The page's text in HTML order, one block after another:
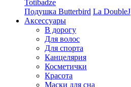
Totibadze
Подушка Butterbird La DoubleJ
Аксессуары
В дорогу
Для волос
Для спорта
Канцелярия
Косметички
Красота
Маски для сна